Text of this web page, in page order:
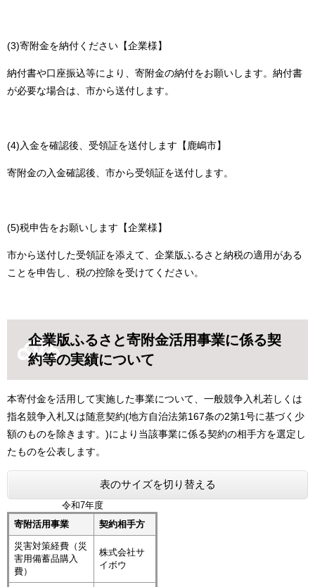
(3)寄附金を納付ください【企業様】
納付書や口座振込等により、寄附金の納付をお願いします。納付書
が必要な場合は、市から送付します。
(4)入金を確認後、受領証を送付します【鹿嶋市】
寄附金の入金確認後、市から受領証を送付します。
(5)税申告をお願いします【企業様】
市から送付した受領証を添えて、企業版ふるさと納税の適用がある
ことを申告し、税の控除を受けてください。
企業版ふるさと寄附金活用事業に係る契
約等の実績について
本寄付金を活用して実施した事業について、一般競争入札若しくは
指名競争入札又は随意契約(地方自治法第167条の2第1号に基づく少
額のものを除きます。)により当該事業に係る契約の相手方を選定し
たものを公表します。
表のサイズを切り替える
令和7年度
寄附活用事業
契約相手方
災害対策経費（災
害用備蓄品購入
費）
株式会社サ
イボウ